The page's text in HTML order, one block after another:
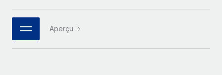
Connectez n'importe quel outil d’IA à Remote grâce à
notre MCP
Entreprise
Les RH à l’international pour les grandes entreprises
Checklists et modèles
Descriptions de postes
日本語
한국어
Aperçu